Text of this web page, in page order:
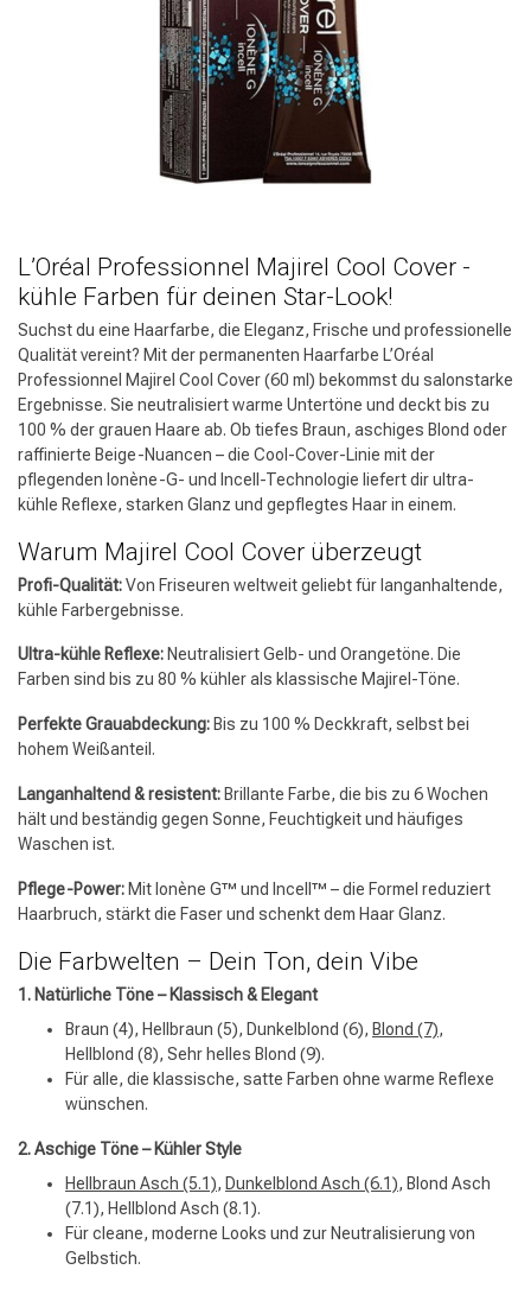
L’Oréal Professionnel Majirel Cool Cover -
kühle Farben für deinen Star-Look!
Suchst du eine Haarfarbe, die Eleganz, Frische und professionelle
Qualität vereint? Mit der permanenten Haarfarbe L’Oréal
Professionnel Majirel Cool Cover (60 ml) bekommst du salonstarke
Ergebnisse. Sie neutralisiert warme Untertöne und deckt bis zu
100 % der grauen Haare ab. Ob tiefes Braun, aschiges Blond oder
raffinierte Beige-Nuancen – die Cool-Cover-Linie mit der
pflegenden Ionène-G- und Incell-Technologie liefert dir ultra-
kühle Reflexe, starken Glanz und gepflegtes Haar in einem.
Warum Majirel Cool Cover überzeugt
Profi-Qualität:Von Friseuren weltweit geliebt für langanhaltende,
kühle Farbergebnisse.
Ultra-kühle Reflexe: Neutralisiert Gelb- und Orangetöne. Die
Farben sind bis zu 80 % kühler als klassische Majirel-Töne.
Perfekte Grauabdeckung: Bis zu 100 % Deckkraft, selbst bei
hohem Weißanteil.
Langanhaltend & resistent: Brillante Farbe, die bis zu 6 Wochen
hält und beständig gegen Sonne, Feuchtigkeit und häufiges
Waschen ist.
Pflege-Power: Mit Ionène G™ und Incell™ – die Formel reduziert
Haarbruch, stärkt die Faser und schenkt dem Haar Glanz.
Die Farbwelten – Dein Ton, dein Vibe
1. Natürliche Töne – Klassisch & Elegant
Braun (4), Hellbraun (5), Dunkelblond (6), Blond (7),
Hellblond (8), Sehr helles Blond (9).
Für alle, die klassische, satte Farben ohne warme Reflexe
wünschen.
2. Aschige Töne – Kühler Style
Hellbraun Asch (5.1), Dunkelblond Asch (6.1), Blond Asch
(7.1), Hellblond Asch (8.1).
Für cleane, moderne Looks und zur Neutralisierung von
Gelbstich.